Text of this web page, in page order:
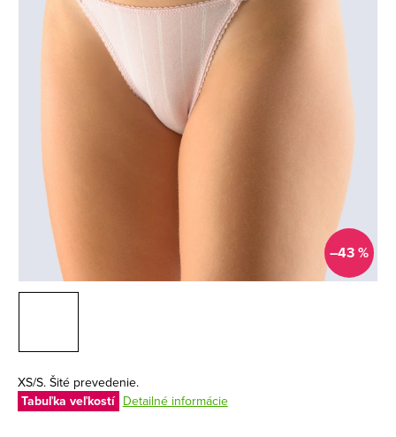
–43 %
XS/S. Šité prevedenie.
Tabuľka veľkostí Detailné informácie